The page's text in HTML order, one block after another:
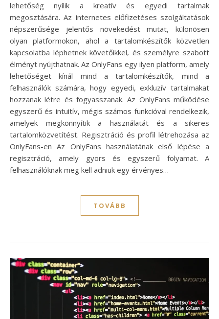
lehetőség nyílik a kreatív és egyedi tartalmak
megosztására. Az internetes előfizetéses szolgáltatások
népszerűsége jelentős növekedést mutat, különösen
olyan platformokon, ahol a tartalomkészítők közvetlen
kapcsolatba léphetnek követőikkel, és személyre szabott
élményt nyújthatnak. Az OnlyFans egy ilyen platform, amely
lehetőséget kínál mind a tartalomkészítők, mind a
felhasználók számára, hogy egyedi, exkluzív tartalmakat
hozzanak létre és fogyasszanak. Az OnlyFans működése
egyszerű és intuitív, mégis számos funkcióval rendelkezik,
amelyek megkönnyítik a használatát és a sikeres
tartalomközvetítést. Regisztráció és profil létrehozása az
OnlyFans-en Az OnlyFans használatának első lépése a
regisztráció, amely gyors és egyszerű folyamat. A
felhasználóknak meg kell adniuk egy érvényes…
TOVÁBB